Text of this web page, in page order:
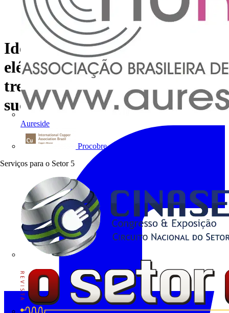
Aureside
Procobre
Serviços para o Setor 5
Ideias-chave para distribuição
elétrica derivadas de
treinadores de futebol bem-
sucedidos